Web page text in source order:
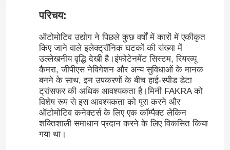
परिचय:
ऑटोमोटिव उद्योग ने पिछले कुछ वर्षों में कारों में एकीकृत
किए जाने वाले इलेक्ट्रॉनिक घटकों की संख्या में
उल्लेखनीय वृद्धि देखी है।इंफोटेनमेंट सिस्टम, रियरव्यू
कैमरा, जीपीएस नेविगेशन और अन्य सुविधाओं के मानक
बनने के साथ, इन उपकरणों के बीच हाई-स्पीड डेटा
ट्रांसफर की अधिक आवश्यकता है।मिनी FAKRA को
विशेष रूप से इस आवश्यकता को पूरा करने और
ऑटोमोटिव कनेक्टर्स के लिए एक कॉम्पैक्ट लेकिन
शक्तिशाली समाधान प्रदान करने के लिए विकसित किया
गया था।